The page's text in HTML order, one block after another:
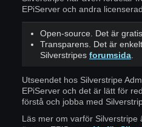
EPiServer och andra
Open-source. Det är
Transparens. Det är
Silverstripes forumsida.
Utseendet hos Silverstripe
EPiServer och det är lätt för
förstå och jobba med
Läs mer om varför